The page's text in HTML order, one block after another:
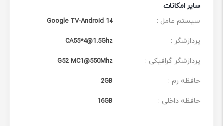
این فناوری، صدای سه بعدی سینمایی برای کاربران فراهم
می‌کند به طوری که محیط خانه مانند فضای سینما می‌شود.
اتصالات و درگاه‌ها
سایر امکانات
سیستم عامل :
Google TV-Android 14
پردازشگر : CA55*4@1.5Ghz
پردازشگر گرافیکی : G52 MC1@550Mhz
حافظه رم : 2GB
حافظه داخلی : 16GB